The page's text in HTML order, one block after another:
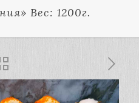
Вес: 1200г.